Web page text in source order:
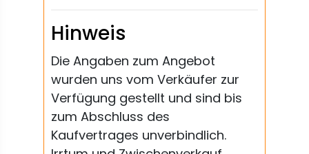
Hinweis
Die Angaben zum Angebot
wurden uns vom Verkäufer zur
Verfügung gestellt und sind bis
zum Abschluss des
Kaufvertrages unverbindlich.